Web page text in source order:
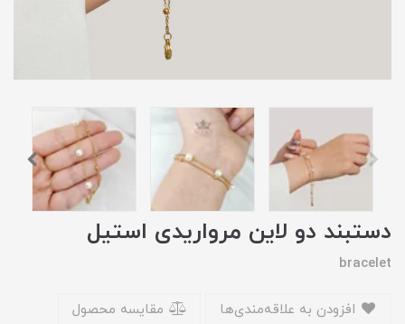
دستبند دو لاین مرواریدی استیل
bracelet
مقایسه محصول